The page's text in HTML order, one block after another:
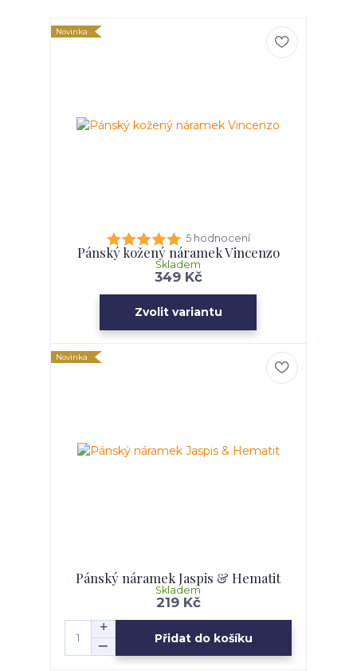
Novinka
5 hodnocení
Pánský kožený náramek Vincenzo
349 Kč
Skladem
Zvolit variantu
Novinka
Pánský náramek Jaspis & Hematit
219 Kč
Skladem
Přidat do košíku